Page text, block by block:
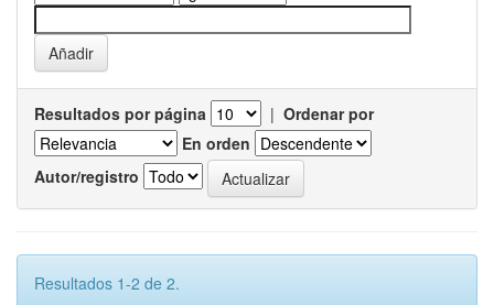
Resultados por página | Ordenar por
En orden
Autor/registro
Resultados 1-2 de 2.